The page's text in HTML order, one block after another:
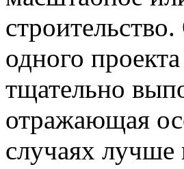
одного
тщательно
отражающая
случаях лучше